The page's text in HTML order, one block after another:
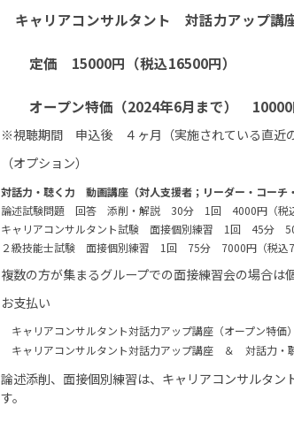
キャリアコンサルタント 対話力アップ講
定価 15000円（税込16500円）
オープン特価（2024年6月まで） 10000
※視聴期間 申込後 ４ヶ月（実施されている直近の
（オプション）
対話力・聴く力 動画講座（対人支援者；リーダー・コーチ
論述試験問題 回答 添削・解説 30分 1回 4000円（税込
キャリアコンサルタント試験 面接個別練習 1回 45分
２級技能士試験 面接個別練習 1回 75分 7000円（税込
複数の方が集まるグループでの面接練習会の場合
お支払い
キャリアコンサルタント対話力アップ講座（オープン特
キャリアコンサルタント対話力アップ講座 ＆ 対話力
論述添削、面接個別練習は、キャリアコンサルタ
す。